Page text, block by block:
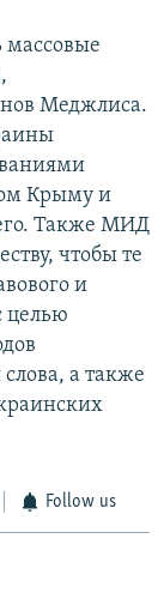
массовые
Меджлиса.
Крыму и
Также МИД
чтобы те
и
целью
а также
Follow us